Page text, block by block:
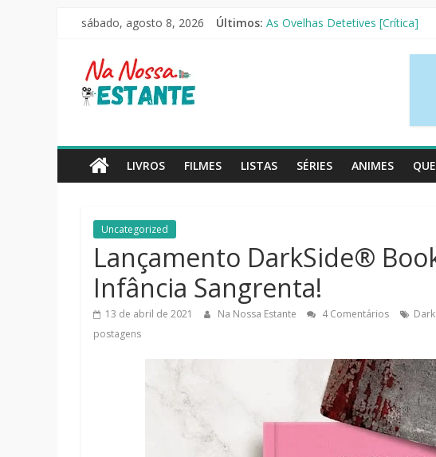
Pular
conteúdo
sábado, agosto 8, 2026 Últimos: O Pistoleiro [Resenha Literária]
Mestres do Universo [Crtítica]
Na
Nossa
Estante
livros,
filmes,
séries
notícias
LIVROS FILMES LISTAS SÉRIES ANIMES
Uncategorized
Lançamento DarkSide®
Infância Sangrenta!
13 de abril de 2021 Na Nossa Estante 4 Comentários
postagens